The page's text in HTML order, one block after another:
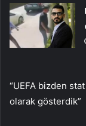
“UEFA bizden
olarak gösterdik”